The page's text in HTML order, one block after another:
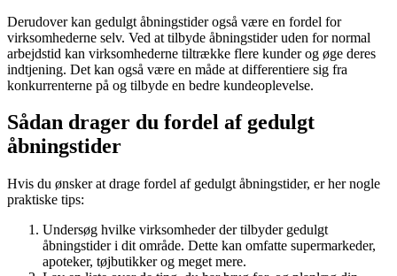
Derudover kan gedulgt åbningstider også være en fordel for
virksomhederne selv. Ved at tilbyde åbningstider uden for normal
arbejdstid kan virksomhederne tiltrække flere kunder og øge deres
indtjening. Det kan også være en måde at differentiere sig fra
konkurrenterne på og tilbyde en bedre kundeoplevelse.
Sådan drager du fordel af gedulgt
åbningstider
Hvis du ønsker at drage fordel af gedulgt åbningstider, er her nogle
praktiske tips:
Undersøg hvilke virksomheder der tilbyder gedulgt
åbningstider i dit område. Dette kan omfatte supermarkeder,
apoteker, tøjbutikker og meget mere.